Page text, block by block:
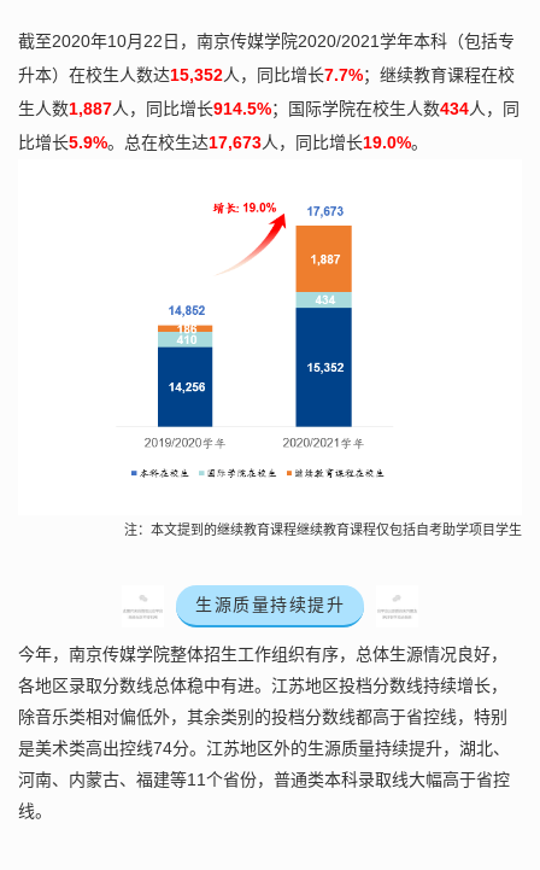
截至2020年10月22日，南京传媒学院2020/2021学年本科（包括专
升本）在校生人数达15,352人，同比增长7.7%；继续教育课程在校
生人数1,887人，同比增长914.5%；国际学院在校生人数434人，同
比增长5.9%。总在校生达17,673人，同比增长19.0%。
注：本文提到的继续教育课程继续教育课程仅包括自考助学项目学生
生源质量持续提升
今年，南京传媒学院整体招生工作组织有序，总体生源情况良好，
各地区录取分数线总体稳中有进。江苏地区投档分数线持续增长，
除音乐类相对偏低外，其余类别的投档分数线都高于省控线，特别
是美术类高出控线74分。江苏地区外的生源质量持续提升，湖北、
河南、内蒙古、福建等11 个省份，普通类本科录取线大幅高于省控
线。